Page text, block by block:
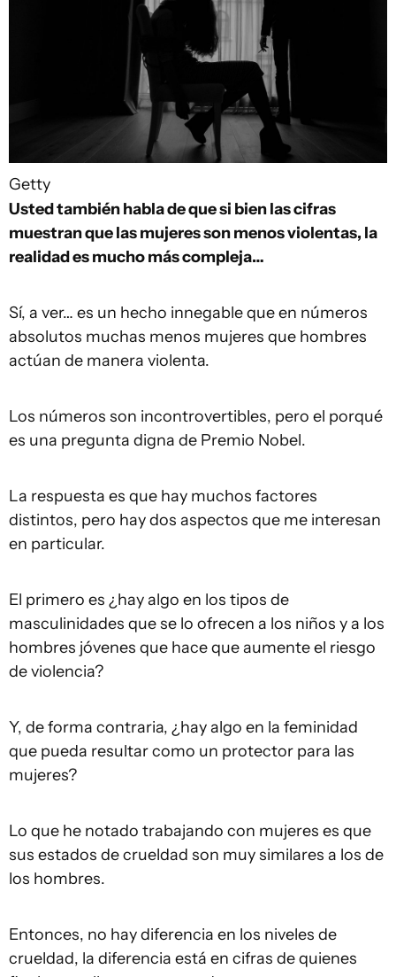
Getty
Usted también habla de que si bien las cifras
muestran que las mujeres son menos violentas, la
realidad es mucho más compleja…
Sí, a ver… es un hecho innegable que en números
absolutos muchas menos mujeres que hombres
actúan de manera violenta.
Los números son incontrovertibles, pero el porqué
es una pregunta digna de Premio Nobel.
La respuesta es que hay muchos factores
distintos, pero hay dos aspectos que me interesan
en particular.
El primero es ¿hay algo en los tipos de
masculinidades que se lo ofrecen a los niños y a los
hombres jóvenes que hace que aumente el riesgo
de violencia?
Y, de forma contraria, ¿hay algo en la feminidad
que pueda resultar como un protector para las
mujeres?
Lo que he notado trabajando con mujeres es que
sus estados de crueldad son muy similares a los de
los hombres.
Entonces, no hay diferencia en los niveles de
crueldad, la diferencia está en cifras de quienes